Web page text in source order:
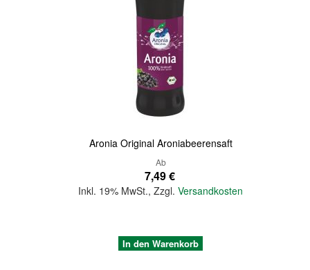
Aronia Original Aroniabeerensaft
Ab
7,49 €
Inkl. 19% MwSt.,Zzgl.Versandkosten
In den Warenkorb